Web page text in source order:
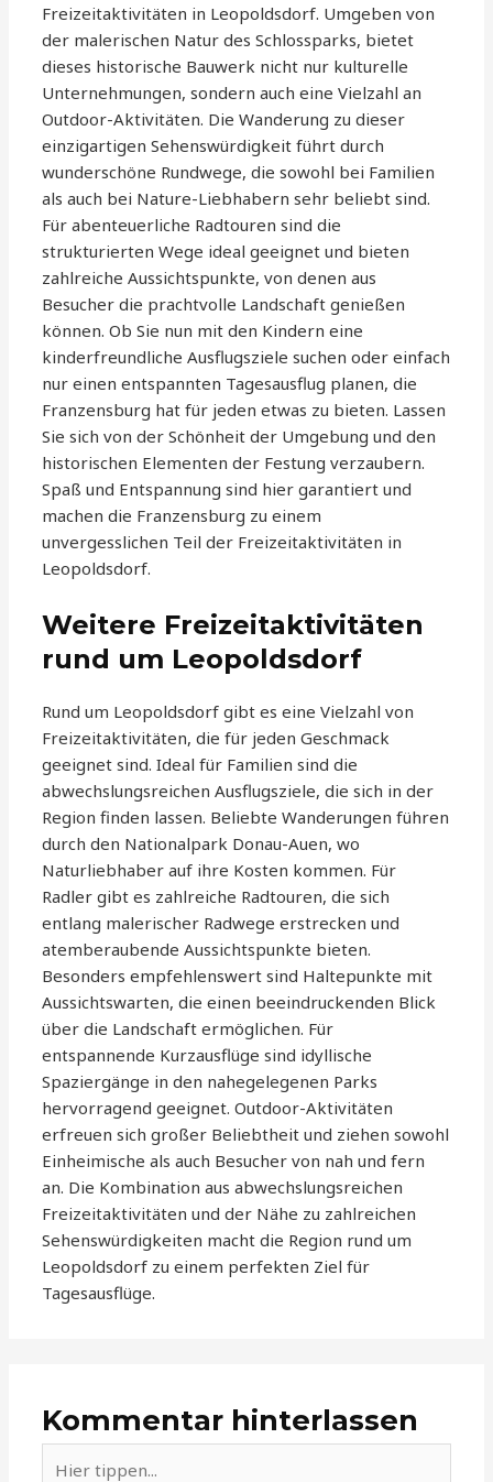
Freizeitaktivitäten in Leopoldsdorf. Umgeben von
der malerischen Natur des Schlossparks, bietet
dieses historische Bauwerk nicht nur kulturelle
Unternehmungen, sondern auch eine Vielzahl an
Outdoor-Aktivitäten. Die Wanderung zu dieser
einzigartigen Sehenswürdigkeit führt durch
wunderschöne Rundwege, die sowohl bei Familien
als auch bei Nature-Liebhabern sehr beliebt sind.
Für abenteuerliche Radtouren sind die
strukturierten Wege ideal geeignet und bieten
zahlreiche Aussichtspunkte, von denen aus
Besucher die prachtvolle Landschaft genießen
können. Ob Sie nun mit den Kindern eine
kinderfreundliche Ausflugsziele suchen oder einfach
nur einen entspannten Tagesausflug planen, die
Franzensburg hat für jeden etwas zu bieten. Lassen
Sie sich von der Schönheit der Umgebung und den
historischen Elementen der Festung verzaubern.
Spaß und Entspannung sind hier garantiert und
machen die Franzensburg zu einem
unvergesslichen Teil der Freizeitaktivitäten in
Leopoldsdorf.
Weitere Freizeitaktivitäten
rund um Leopoldsdorf
Rund um Leopoldsdorf gibt es eine Vielzahl von
Freizeitaktivitäten, die für jeden Geschmack
geeignet sind. Ideal für Familien sind die
abwechslungsreichen Ausflugsziele, die sich in der
Region finden lassen. Beliebte Wanderungen führen
durch den Nationalpark Donau-Auen, wo
Naturliebhaber auf ihre Kosten kommen. Für
Radler gibt es zahlreiche Radtouren, die sich
entlang malerischer Radwege erstrecken und
atemberaubende Aussichtspunkte bieten.
Besonders empfehlenswert sind Haltepunkte mit
Aussichtswarten, die einen beeindruckenden Blick
über die Landschaft ermöglichen. Für
entspannende Kurzausflüge sind idyllische
Spaziergänge in den nahegelegenen Parks
hervorragend geeignet. Outdoor-Aktivitäten
erfreuen sich großer Beliebtheit und ziehen sowohl
Einheimische als auch Besucher von nah und fern
an. Die Kombination aus abwechslungsreichen
Freizeitaktivitäten und der Nähe zu zahlreichen
Sehenswürdigkeiten macht die Region rund um
Leopoldsdorf zu einem perfekten Ziel für
Tagesausflüge.
Kommentar hinterlassen